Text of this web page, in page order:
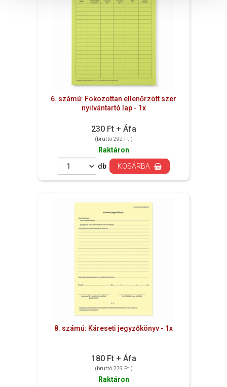
6. számú: Fokozottan ellenőrzött szer
nyilvántartó lap - 1x
230 Ft + Áfa
(bruttó 292 Ft )
Raktáron
db
KOSÁRBA
8. számú: Káreseti jegyzőkönyv - 1x
180 Ft + Áfa
(bruttó 229 Ft )
Raktáron